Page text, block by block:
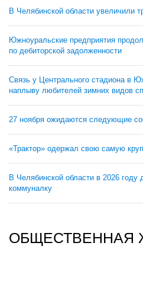
В Челябинской области увеличили
Южноуральские предприятия
по дебиторской задолженности
Связь у Центрального стадиона в
наплыву любителей зимних видов
27 ноября ожидаются следующие
«Трактор» одержал свою самую
В Челябинской области в 2026
коммуналку
ОБЩЕСТВЕННАЯ